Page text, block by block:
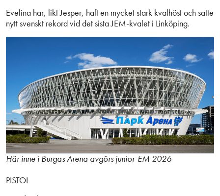
Evelina har, likt Jesper, haft en mycket stark kvalhöst och satte
nytt svenskt rekord vid det sista JEM-kvalet i Linköping.
Här inne i Burgas Arena avgörs junior-EM 2026
PISTOL